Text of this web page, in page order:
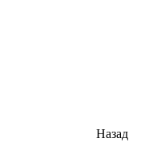
Назад